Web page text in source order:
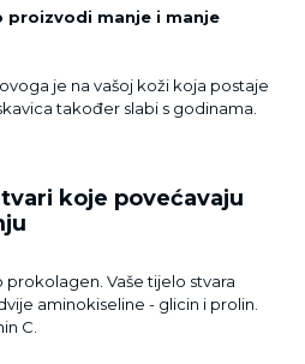
proizvodi manje i manje
je na vašoj koži koja postaje
također slabi s godinama.
koje povećavaju
Vaše tijelo stvara
aminokiseline - glicin i prolin.
C.